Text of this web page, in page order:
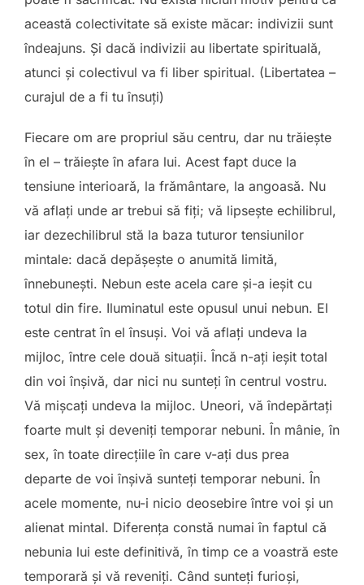
această colectivitate să existe măcar: indivizii sunt
îndeajuns. Și dacă indivizii au libertate spirituală,
atunci și colectivul va fi liber spiritual. (Libertatea –
curajul de a fi tu însuți)
Fiecare om are propriul său centru, dar nu trăieşte
în el – trăieşte în afara lui. Acest fapt duce la
tensiune interioară, la frământare, la angoasă. Nu
vă aflaţi unde ar trebui să fiţi; vă lipseşte echilibrul,
iar dezechilibrul stă la baza tuturor tensiunilor
mintale: dacă depăşeşte o anumită limită,
înnebuneşti. Nebun este acela care şi-a ieşit cu
totul din fire. Iluminatul este opusul unui nebun. El
este centrat în el însuşi. Voi vă aflaţi undeva la
mijloc, între cele două situaţii. Încă n-aţi ieşit total
din voi înşivă, dar nici nu sunteţi în centrul vostru.
Vă mişcaţi undeva la mijloc. Uneori, vă îndepărtaţi
foarte mult și deveniţi temporar nebuni. În mânie, în
sex, în toate direcţiile în care v-aţi dus prea
departe de voi înşivă sunteţi temporar nebuni. În
acele momente, nu-i nicio deosebire între voi şi un
alienat mintal. Diferenţa constă numai în faptul că
nebunia lui este definitivă, în timp ce a voastră este
temporară și vă reveniţi. Când sunteţi furioşi,